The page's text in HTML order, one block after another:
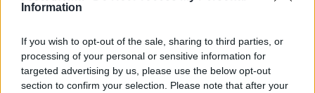
Information
If you wish to opt-out of the sale, sharing to third parties, or
processing of your personal or sensitive information for
targeted advertising by us, please use the below opt-out
section to confirm your selection. Please note that after your
ΡΟΗ ΕΙΔΗΣΕΩΝ
Ειδήσεις Δημοφιλή Σχολιασμένα